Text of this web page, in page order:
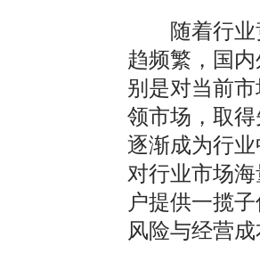
随着行业竞
趋频繁，国
别是对当前
领市场，取
逐渐成为行
对行业市场
户提供一揽
风险与经营